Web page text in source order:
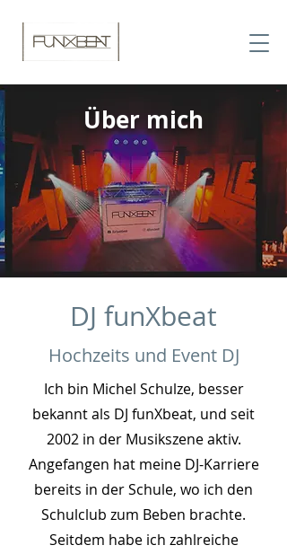
Über mich
DJ funXbeat
Hochzeits und Event DJ
Ich bin Michel Schulze, besser
bekannt als DJ funXbeat, und seit
2002 in der Musikszene aktiv.
Angefangen hat meine DJ-Karriere
bereits in der Schule, wo ich den
Schulclub zum Beben brachte.
Seitdem habe ich zahlreiche